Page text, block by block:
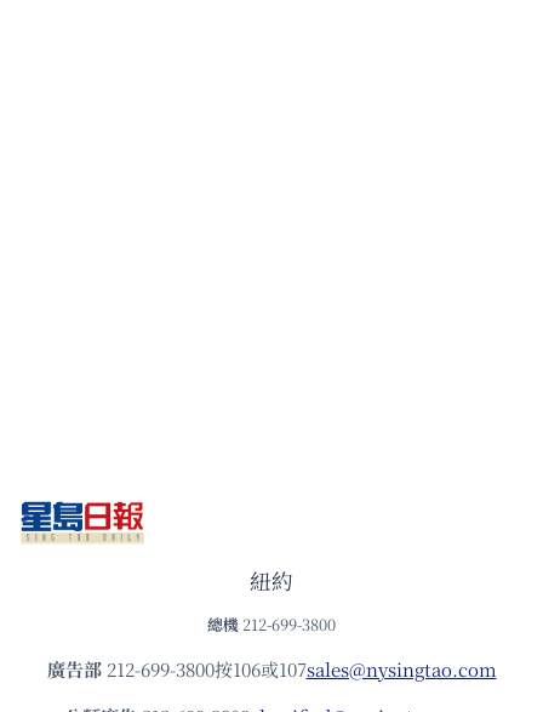
紐約
總機 212-699-3800
廣告部212-699-3800按106或107sales@nysingtao.com